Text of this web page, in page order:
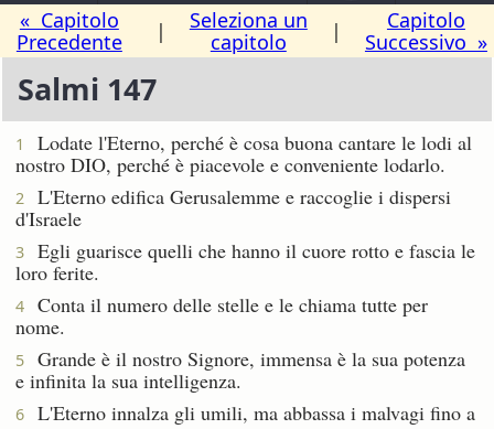
« Capitolo
Precedente
|
Seleziona un
capitolo
|
Capitolo
Successivo »
Salmi 147
1
Lodate l'Eterno, perché è cosa buona cantare le lodi al
nostro DIO, perché è piacevole e conveniente lodarlo.
2
L'Eterno edifica Gerusalemme e raccoglie i dispersi
d'Israele
3
Egli guarisce quelli che hanno il cuore rotto e fascia le
loro ferite.
4
Conta il numero delle stelle e le chiama tutte per
nome.
5
Grande è il nostro Signore, immensa è la sua potenza
e infinita la sua intelligenza.
6
L'Eterno innalza gli umili, ma abbassa i malvagi fino a